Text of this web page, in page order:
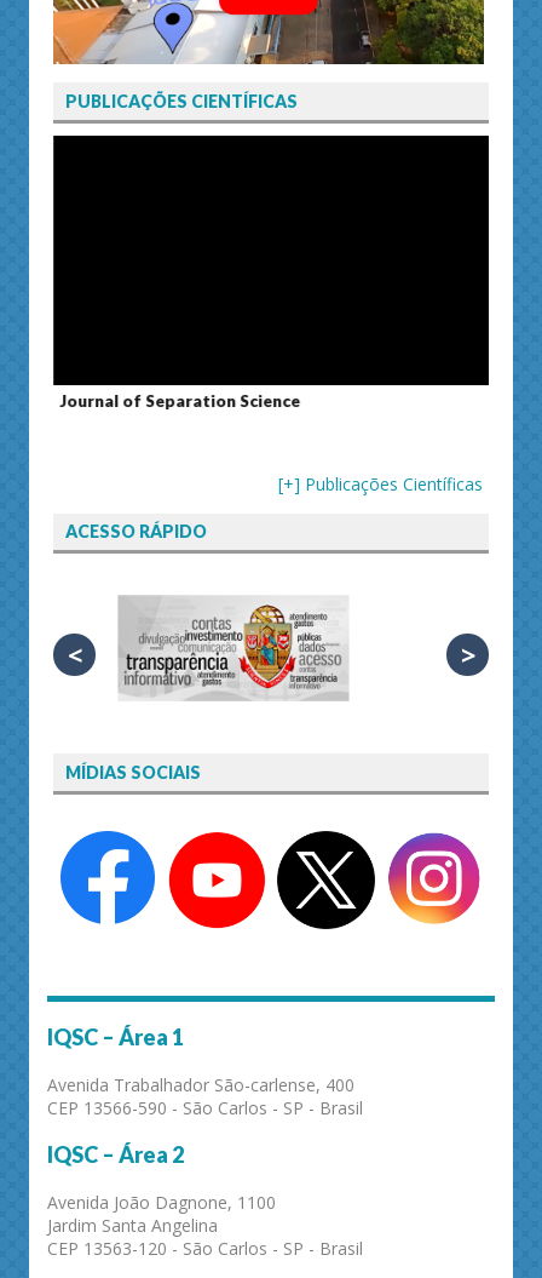
PUBLICAÇÕES CIENTÍFICAS
Journal of Separation Science
[+] Publicações Científicas
ACESSO RÁPIDO
< >
MÍDIAS SOCIAIS
IQSC – Área 1
Avenida Trabalhador São-carlense, 400
CEP 13566-590 - São Carlos - SP - Brasil
IQSC – Área 2
Avenida João Dagnone, 1100
Jardim Santa Angelina
CEP 13563-120 - São Carlos - SP - Brasil